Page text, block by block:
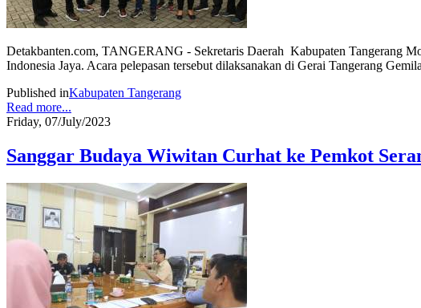
Detakbanten.com, TANGERANG - Sekretaris Daerah Kabupaten Tangerang
Indonesia Jaya. Acara pelepasan tersebut dilaksanakan di Gerai Tangerang
Published inKabupaten Tangerang
Read more...
Friday, 07/July/2023
Sanggar Budaya Wiwitan Curhat ke Pemkot